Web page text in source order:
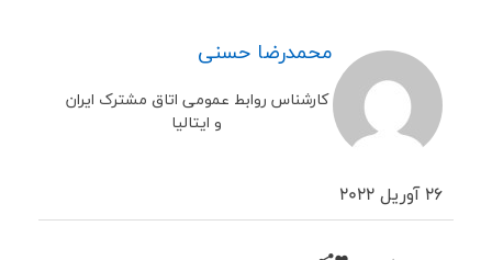
محمدرضا حسنی
کارشناس روابط عمومی اتاق مشترک ایران
و ایتالیا
26 آوریل 2022